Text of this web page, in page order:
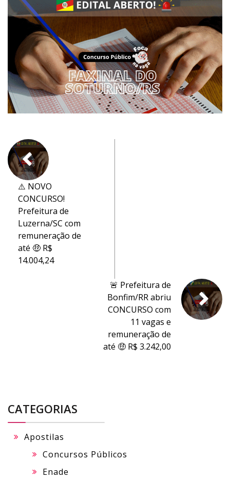
⚠️ NOVO
CONCURSO!
Prefeitura de
Luzerna/SC com
remuneração de
até 🤑 R$
14.004,24
🚨 Prefeitura de
Bonfim/RR abriu
CONCURSO com
11 vagas e
remuneração de
até 🤑 R$ 3.242,00
CATEGORIAS
Apostilas
Concursos Públicos
Enade